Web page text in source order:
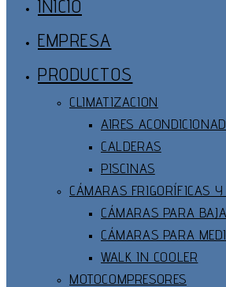
INICIO
EMPRESA
PRODUCTOS
CLIMATIZACION
AIRES
CALDERAS
PISCINAS
CÁMARAS FRIGORÍFICAS
CÁMARAS PARA
CÁMARAS PARA
WALK IN COOLER
MOTOCOMPRESORES